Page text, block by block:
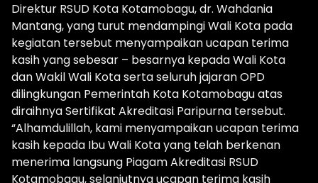
Direktur RSUD Kota Kotamobagu, dr. Wahdania
Mantang, yang turut mendampingi Wali Kota pada
kegiatan tersebut menyampaikan ucapan terima
kasih yang sebesar – besarnya kepada Wali Kota
dan Wakil Wali Kota serta seluruh jajaran OPD
dilingkungan Pemerintah Kota Kotamobagu atas
diraihnya Sertifikat Akreditasi Paripurna tersebut.
“Alhamdulillah, kami menyampaikan ucapan terima
kasih kepada Ibu Wali Kota yang telah berkenan
menerima langsung Piagam Akreditasi RSUD
Kotamobagu, selanjutnya ucapan terima kasih